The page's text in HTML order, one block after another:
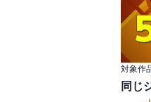
同じ